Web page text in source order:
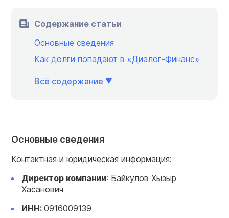
Содержание статьи
Основные сведения
Как долги попадают в «Диалог-Финанс»
Всё содержание
Основные сведения
Контактная и юридическая информация:
Директор компании: Байкулов Хызыр
Хасанович
ИНН: 0916009139